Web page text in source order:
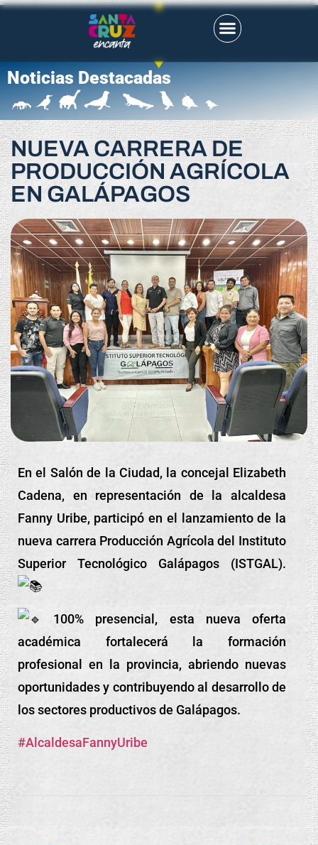
Noticias Destacadas
NUEVA CARRERA DE
PRODUCCIÓN AGRÍCOLA
EN GALÁPAGOS
En el Salón de la Ciudad, la concejal Elizabeth
Cadena, en representación de la alcaldesa
Fanny Uribe, participó en el lanzamiento de la
nueva carrera Producción Agrícola del Instituto
Superior Tecnológico Galápagos (ISTGAL).
100% presencial, esta nueva oferta
académica fortalecerá la formación
profesional en la provincia, abriendo nuevas
oportunidades y contribuyendo al desarrollo de
los sectores productivos de Galápagos.
#AlcaldesaFannyUribe